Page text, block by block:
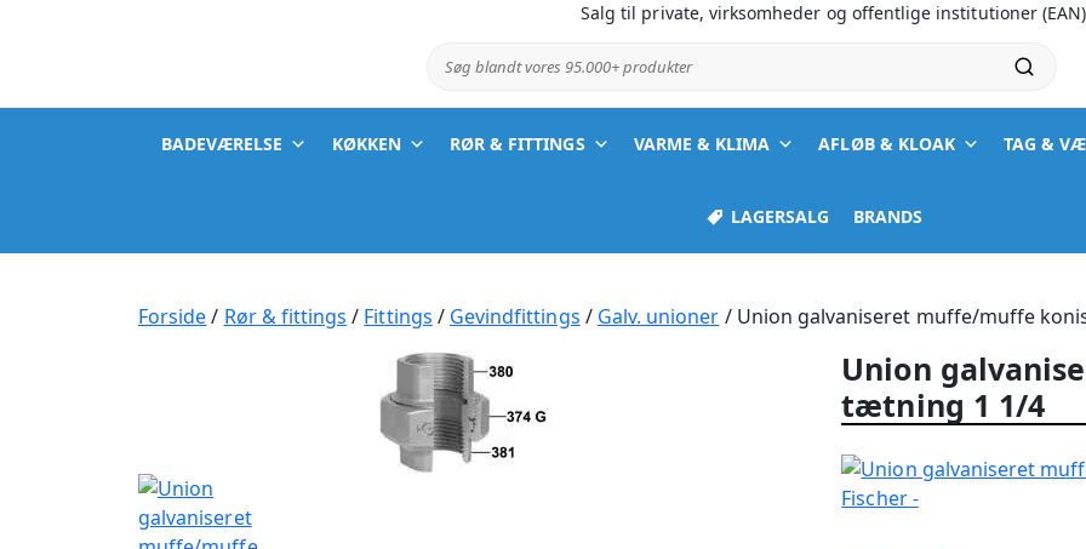
Salg til private, virksomheder og offentlige institutioner (EAN)
Søg blandt vores 95.000+ produkter
BADEVÆRELSE KØKKEN RØR & FITTINGS VARME & KLIMA AFLØB & KLOAK TAG &
LAGERSALG BRANDS
Forside/ Rør & fittings / Fittings / Gevindfittings / Galv. unioner / Union galvaniseret muffe/muffe
Union
tætning 1 1/4